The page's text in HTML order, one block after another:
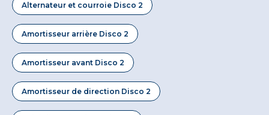
Alternateur et courroie Disco 2
Amortisseur arrière Disco 2
Amortisseur avant Disco 2
Amortisseur de direction Disco 2